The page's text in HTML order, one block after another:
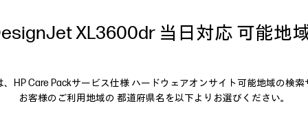
XL3600dr 当日対応 可能地
、HP Care Packサービス仕様 ハードウェアオンサイト可能地域の検索
お客様のご利用地域の 都道府県名を以下よりお選びください。